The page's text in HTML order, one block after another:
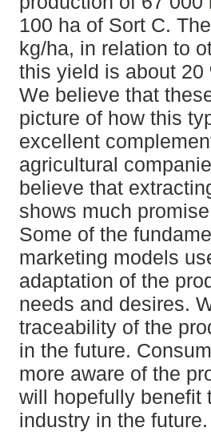
100 ha of Sort C.
kg/ha, in relation to
this yield is about 20
We believe that
picture of how this
excellent
agricultural
believe that
shows much
Some of the
marketing models
adaptation of the
needs and desires.
traceability of the
in the future.
more aware of the
will hopefully benefit
industry in the future.